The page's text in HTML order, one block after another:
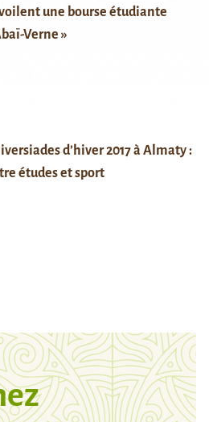
une bourse étudiante
Verne »
d’hiver 2017 à Almaty :
études et sport